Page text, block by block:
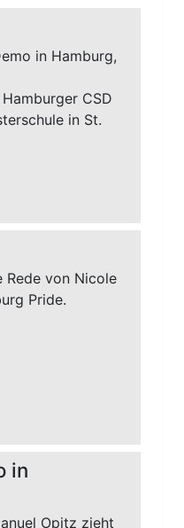
in Hamburg,
CSD
in St.
Rede von Nicole
Pride.
in
Opitz zieht